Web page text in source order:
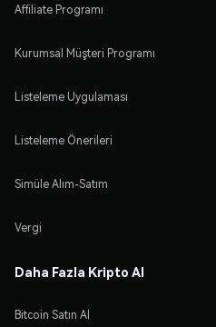
Affiliate Programı
Kurumsal Müşteri Programı
Listeleme Uygulaması
Listeleme Önerileri
Simüle Alım-Satım
Vergi
Daha Fazla Kripto Al
Bitcoin Satın Al